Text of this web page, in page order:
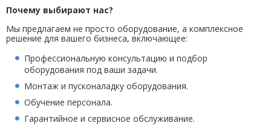
Почему выбирают нас?
Мы предлагаем не просто оборудование, а комплексное
решение для вашего бизнеса, включающее:
Профессиональную консультацию и подбор
оборудования под ваши задачи.
Монтаж и пусконаладку оборудования.
Обучение персонала.
Гарантийное и сервисное обслуживание.